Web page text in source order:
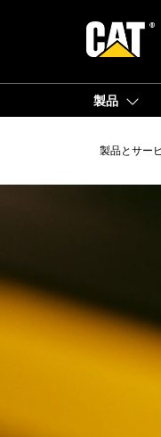
製品
製品とサー